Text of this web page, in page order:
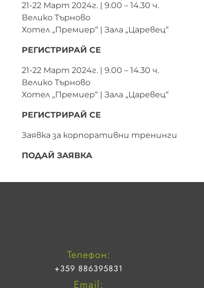
21-22 Март 2024г. | 9.00 – 14.30 ч.
Велико Търново
Хотел „Премиер“ | Зала „Царевец“
РЕГИСТРИРАЙ СЕ
21-22 Март 2024г. | 9.00 – 14.30 ч.
Велико Търново
Хотел „Премиер“ | Зала „Царевец“
РЕГИСТРИРАЙ СЕ
Заявка за корпоративни тренинги
ПОДАЙ ЗАЯВКА
Email:
Телефон:
+359 886395831